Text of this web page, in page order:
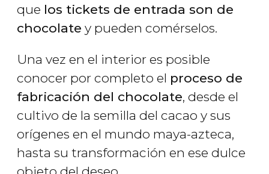
que los tickets de entrada son de
chocolate y pueden comérselos.
Una vez en el interior es posible
conocer por completo el proceso de
fabricación del chocolate, desde el
cultivo de la semilla del cacao y sus
orígenes en el mundo maya-azteca,
hasta su transformación en ese dulce